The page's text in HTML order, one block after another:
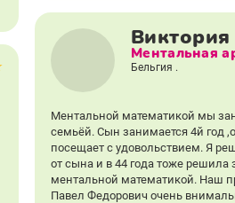
Виктория
Ментальная
Бельгия .
Ментальной математикой мы
семьёй. Сын занимается 4й год
посещает с удовольствием. Я
от сына и в 44 года тоже решила
ментальной математикой. Наш
Павел Федорович очень